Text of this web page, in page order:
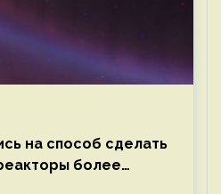
на способ сделать
более